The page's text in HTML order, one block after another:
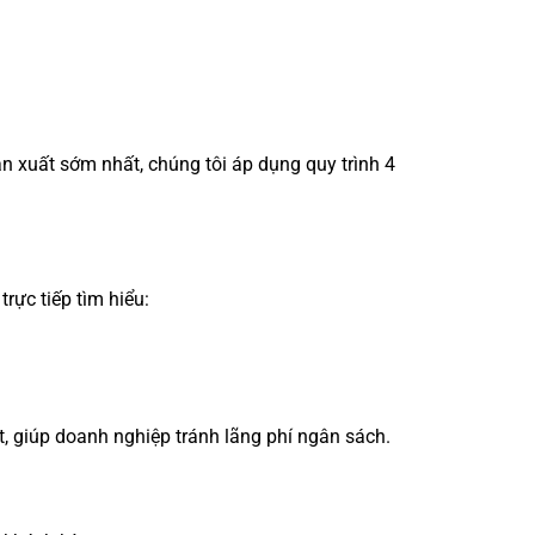
xuất sớm nhất, chúng tôi áp dụng quy trình 4
tiếp tìm hiểu:
doanh nghiệp tránh lãng phí ngân sách.